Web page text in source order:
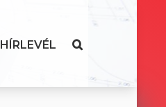
HÍRLEVÉL